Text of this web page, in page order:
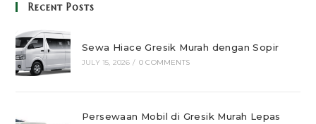
Recent Posts
Sewa Hiace Gresik Murah dengan Sopir
JULY 15, 2026 / 0 COMMENTS
Persewaan Mobil di Gresik Murah Lepas